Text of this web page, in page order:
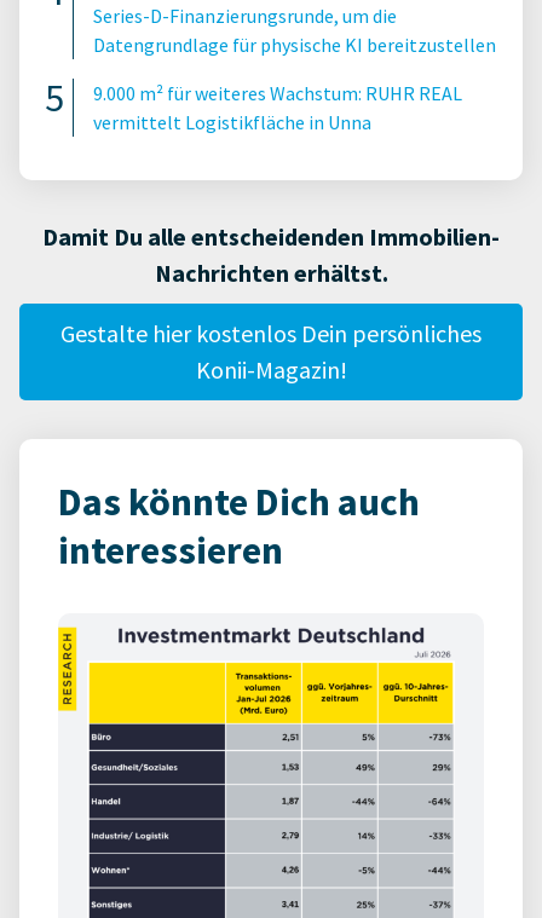
Series-D-Finanzierungsrunde, um die
Datengrundlage für physische KI bereitzustellen
9.000 m² für weiteres Wachstum: RUHR REAL
vermittelt Logistikfläche in Unna
Damit Du alle entscheidenden Immobilien-
Nachrichten erhältst.
Gestalte hier kostenlos Dein persönliches
Konii-Magazin!
Das könnte Dich auch
interessieren